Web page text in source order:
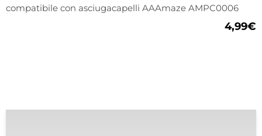
compatibile con asciugacapelli AAAmaze AMPC0006
4,99€